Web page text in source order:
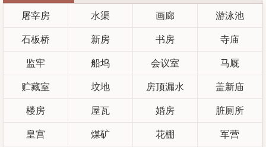
屠宰房 水渠 画廊 游泳池
石板桥 新房 书房 寺庙
监牢 船坞 会议室 马厩
贮藏室 坟地 房顶漏水 盖新庙
楼房 屋瓦 婚房 脏厕所
皇宫 煤矿 花棚 军营